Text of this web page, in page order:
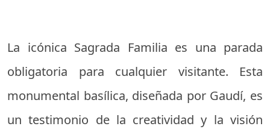
La icónica Sagrada Familia es una parada
obligatoria para cualquier visitante. Esta
monumental basílica, diseñada por Gaudí, es
un testimonio de la creatividad y la visión